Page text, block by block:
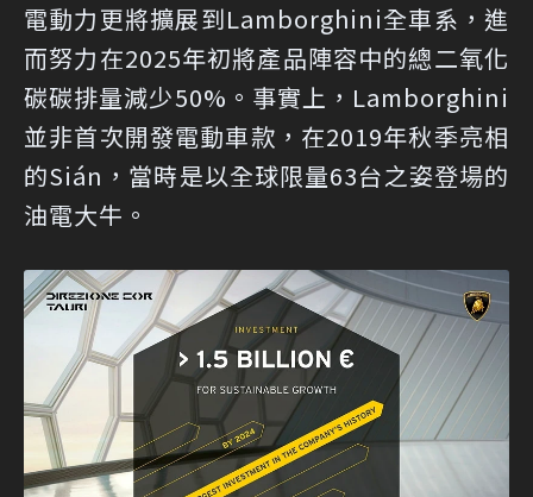
電動力更將擴展到Lamborghini全車系，進
而努力在2025年初將產品陣容中的總二氧化
碳碳排量減少50%。事實上，Lamborghini
並非首次開發電動車款，在2019年秋季亮相
的Sián，當時是以全球限量63台之姿登場的
油電大牛。